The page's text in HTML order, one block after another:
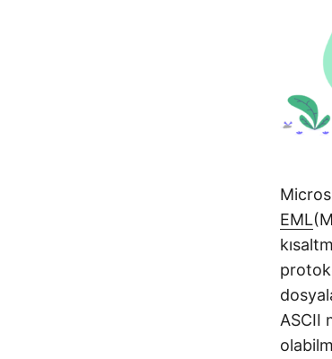
EML
ASCII